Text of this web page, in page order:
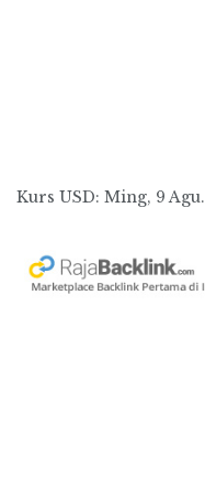
Kurs USD: Ming, 9 Agu.